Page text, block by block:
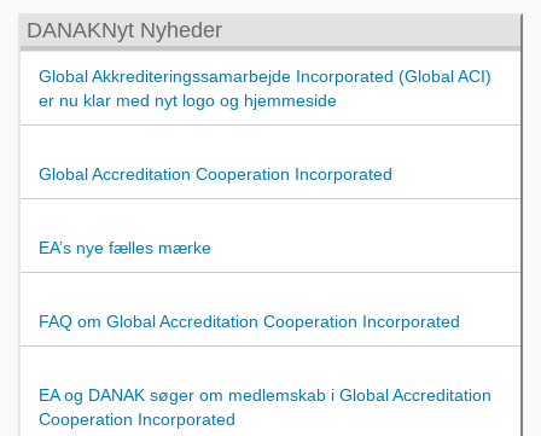
DANAKNyt Nyheder
Global Akkrediteringssamarbejde Incorporated (Global ACI)
er nu klar med nyt logo og hjemmeside
Global Accreditation Cooperation Incorporated
EA’s nye fælles mærke
FAQ om Global Accreditation Cooperation Incorporated
EA og DANAK søger om medlemskab i Global Accreditation
Cooperation Incorporated